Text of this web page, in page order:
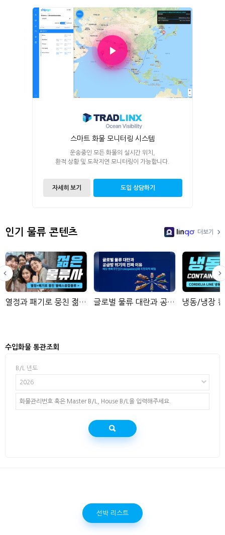
스마트 화물 모니터링 시스템
운송중인 모든 화물의 실시간 위치,
환적 상황 및 도착지연 모니터링이 가능합니다.
자세히 보기 도입 상담하기
인기 물류 콘텐츠
LinGo
더보기
열정과 패기로 뭉친 젊은 물류사 글로벌 물류 대란과 공급망 위기의 진짜 이유: 해상 병목구간(Chokepoints)의 지정학적 비밀
수입화물 통관조회
B/L 년도
2026
선박 리스트